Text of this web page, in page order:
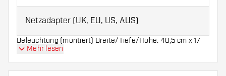
Netzadapter (UK, EU, US, AUS)
Beleuchtung (montiert) Breite/Tiefe/Höhe: 40,5 cm x 17
cm x 10 cm
Mehr lesen